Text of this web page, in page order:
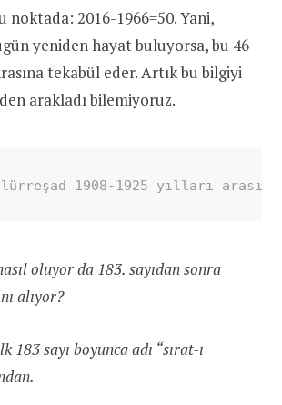
noktada: 2016-1966=50. Yani,
yeniden hayat buluyorsa, bu 46
tekabül eder. Artık bu bilgiyi
arakladı bilemiyoruz.
1908-1925 yılları
oluyor da 183. sayıdan sonra
alıyor?
183 sayı boyunca adı “sırat-ı